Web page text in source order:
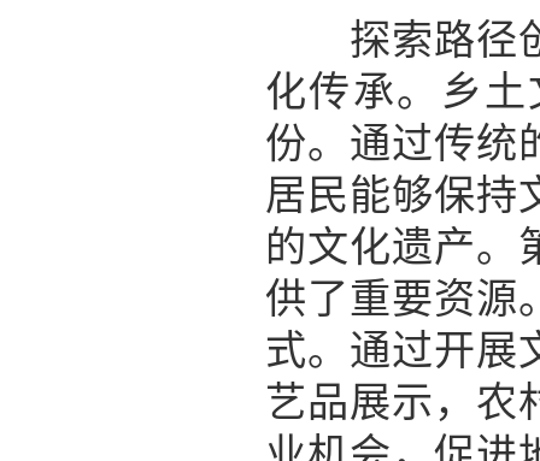
探索路径创
化传承。乡
份。通过传统
居民能够保持
的文化遗产。
供了重要资源
式。通过开展
艺品展示，农